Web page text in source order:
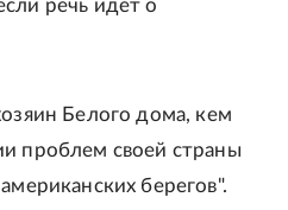
речь идет о
Белого дома, кем
проблем своей страны
берегов".